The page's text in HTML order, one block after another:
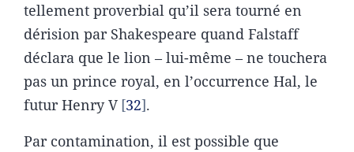
tellement proverbial qu’il sera tourné en
dérision par Shakespeare quand Falstaff
déclara que le lion – lui-même – ne touchera
pas un prince royal, en l’occurrence Hal, le
futur Henry V 32 .
Par contamination, il est possible que